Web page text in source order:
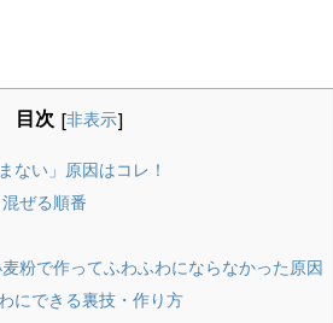
目次 [非表示]
ない」原因はコレ！
ぜる順番
粉で作ってふわふわにならなかった原因
にできる裏技・作り方